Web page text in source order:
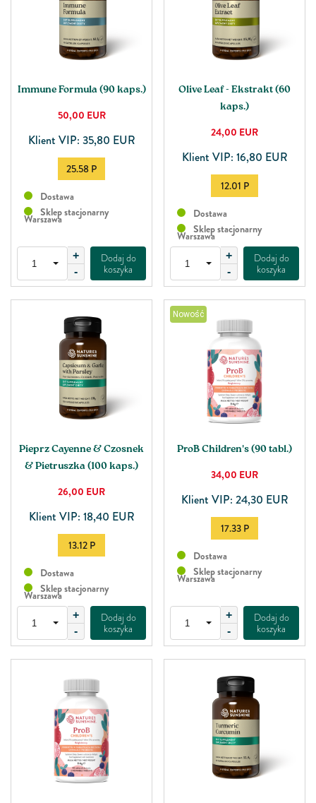
Immune Formula (90 kaps.)
50,00 EUR
Klient VIP: 35,80 EUR
25.58 P
Dostawa
Sklep stacjonarny
Warszawa
+
-
Dodaj do
koszyka
Olive Leaf - Ekstrakt (60
kaps.)
24,00 EUR
Klient VIP: 16,80 EUR
12.01 P
Dostawa
Sklep stacjonarny
Warszawa
+
-
Dodaj do
koszyka
Pieprz Cayenne & Czosnek
& Pietruszka (100 kaps.)
26,00 EUR
Klient VIP: 18,40 EUR
13.12 P
Dostawa
Sklep stacjonarny
Warszawa
+
-
Dodaj do
koszyka
Nowość
ProB Children's (90 tabl.)
34,00 EUR
Klient VIP: 24,30 EUR
17.33 P
Dostawa
Sklep stacjonarny
Warszawa
+
-
Dodaj do
koszyka